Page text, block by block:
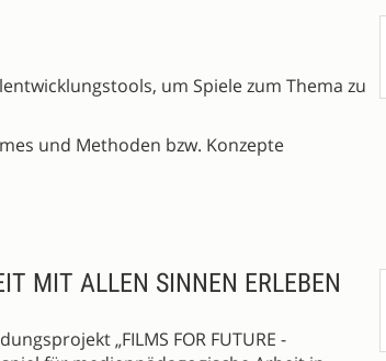
um Spiele zum Thema zu
und Methoden bzw. Konzepte
MIT ALLEN SINNEN ERLEBEN
„FILMS FOR FUTURE -